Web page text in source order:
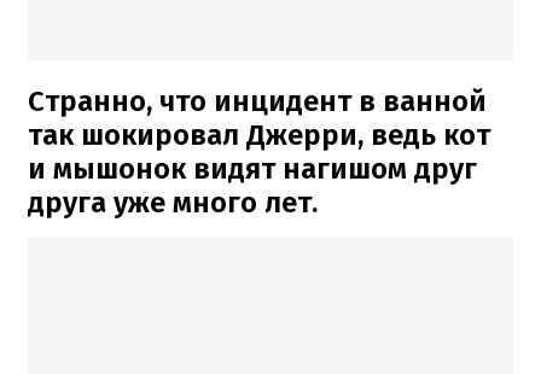
Странно, что инцидент в ванной
так шокировал Джерри, ведь кот
и мышонок видят нагишом друг
друга уже много лет.